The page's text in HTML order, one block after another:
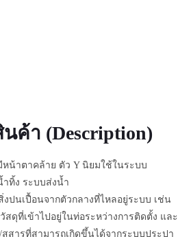
ค้า (Description)
หน้าตาคล้าย ตัว Y นิยมใช้ในระบบ
ทิ้ง ระบบส่งน้ำ
งปนเปื้อนจากตัวกลางที่ไหลอยู่ระบบ เช่น
สดุที่เข้าไปอยู่ในท่อระหว่างการติดตั้ง และ
สารที่สามารถเกิดขึ้นได้จากระบบประปา